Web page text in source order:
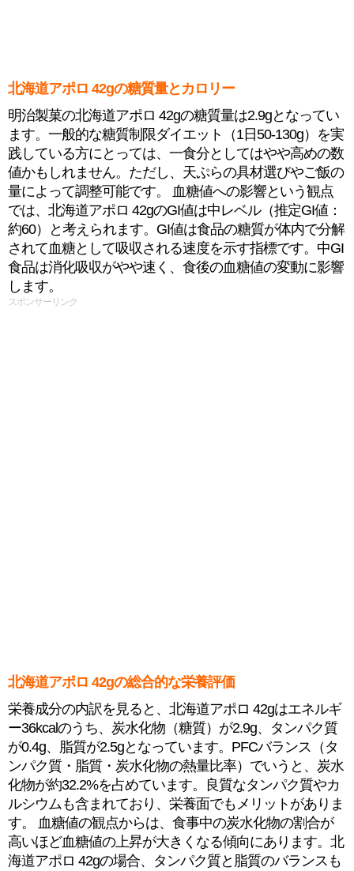
北海道アポロ 42gの糖質量とカロリー
明治製菓の北海道アポロ 42gの糖質量は2.9gとなってい
ます。一般的な糖質制限ダイエット（1日50-130g）を実
践している方にとっては、一食分としてはやや高めの数
値かもしれません。ただし、天ぷらの具材選びやご飯の
量によって調整可能です。 血糖値への影響という観点
では、北海道アポロ 42gのGI値は中レベル（推定GI値：
約60）と考えられます。GI値は食品の糖質が体内で分解
されて血糖として吸収される速度を示す指標です。中GI
食品は消化吸収がやや速く、食後の血糖値の変動に影響
します。
スポンサーリンク
北海道アポロ 42gの総合的な栄養評価
栄養成分の内訳を見ると、北海道アポロ 42gはエネルギ
ー36kcalのうち、炭水化物（糖質）が2.9g、タンパク質
が0.4g、脂質が2.5gとなっています。PFCバランス（タ
ンパク質・脂質・炭水化物の熱量比率）でいうと、炭水
化物が約32.2%を占めています。良質なタンパク質やカ
ルシウムも含まれており、栄養面でもメリットがありま
す。 血糖値の観点からは、食事中の炭水化物の割合が
高いほど血糖値の上昇が大きくなる傾向にあります。北
海道アポロ 42gの場合、タンパク質と脂質のバランスも